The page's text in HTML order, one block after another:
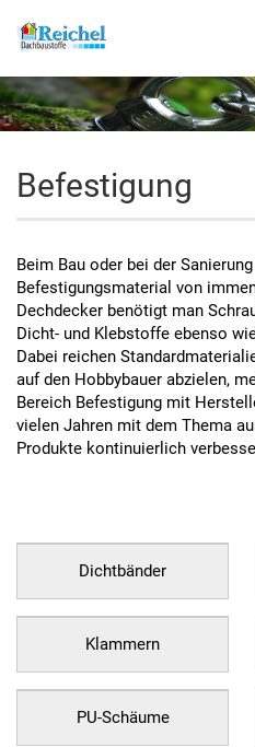
Befestigung
Beim Bau oder bei der
Befestigungsmaterial von
Dechdecker benötigt man
Dicht- und Klebstoffe ebenso
Dabei reichen
auf den Hobbybauer abzielen,
Bereich Befestigung mit
vielen Jahren mit dem Thema
Produkte kontinuierlich
Dichtbänder
Klammern
PU-Schäume